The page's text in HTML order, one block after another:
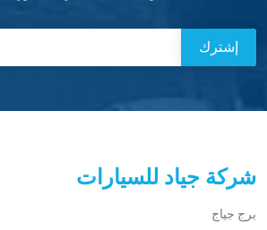
شركة جياد للسيارات
برج جياج